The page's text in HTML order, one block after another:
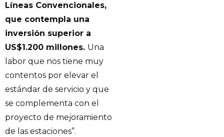
Líneas Convencionales,
que contempla una
inversión superior a
US$1.200 millones. Una
labor que nos tiene muy
contentos por elevar el
estándar de servicio y que
se complementa con el
proyecto de mejoramiento
de las estaciones”.